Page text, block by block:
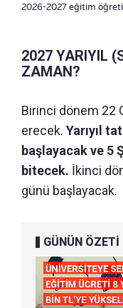
2026-2027 eğitim
2027 YARIYIL
ZAMAN?
Birinci dönem 22
erecek. Yarıyıl
başlayacak ve 5
bitecek. İkinci
günü başlayacak.
GÜNÜN ÖZETİ